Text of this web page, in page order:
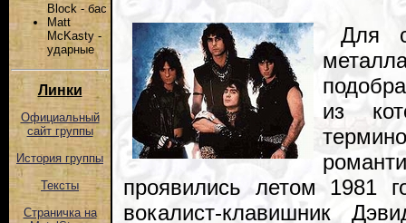
Block - бас
Matt
McKasty -
ударные
Линки
Официальный
сайт группы
История группы
Тексты
Страничка на
Для
из
проявились летом 1981
вокалист-клавишник